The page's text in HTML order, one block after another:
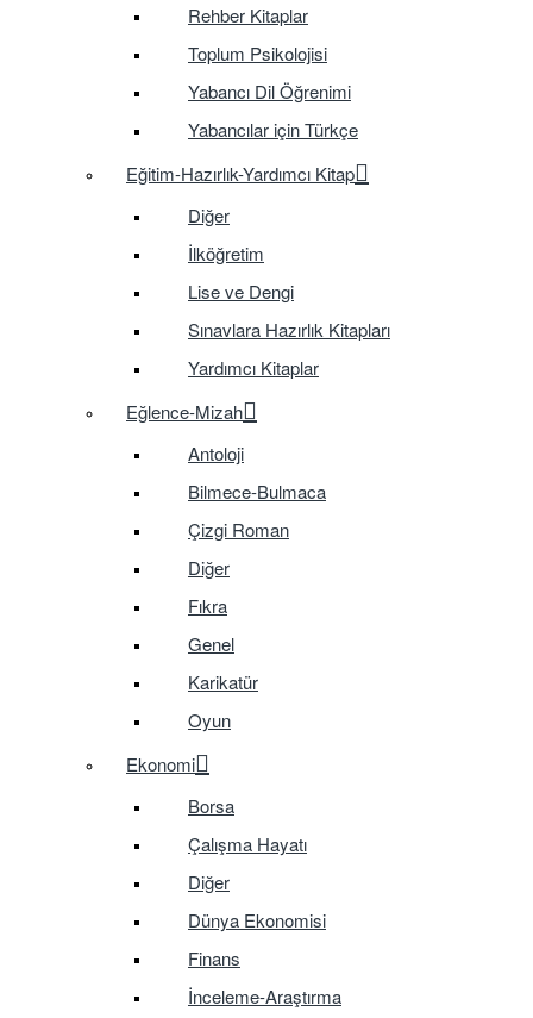
Rehber Kitaplar
Toplum Psikolojisi
Yabancı Dil Öğrenimi
Yabancılar için Türkçe
Eğitim-Hazırlık-Yardımcı Kitap
Diğer
İlköğretim
Lise ve Dengi
Sınavlara Hazırlık Kitapları
Yardımcı Kitaplar
Eğlence-Mizah
Antoloji
Bilmece-Bulmaca
Çizgi Roman
Diğer
Fıkra
Genel
Karikatür
Oyun
Ekonomi
Borsa
Çalışma Hayatı
Diğer
Dünya Ekonomisi
Finans
İnceleme-Araştırma